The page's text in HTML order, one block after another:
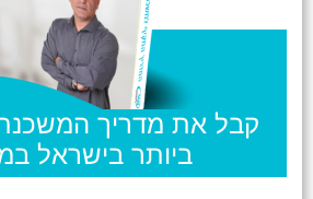
קבל את מדריך
ביותר בישראל